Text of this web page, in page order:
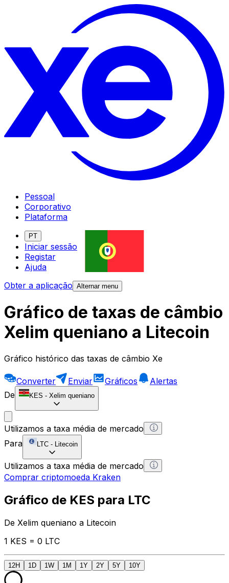
Pessoal
Corporativo
Plataforma
PT
Iniciar sessão
Registar
Ajuda
Obter a aplicação Alternar menu
Gráfico de taxas de câmbio
Xelim queniano a Litecoin
Gráfico histórico das taxas de câmbio Xe
Converter Enviar Gráficos
Alertas
De
KES - Xelim queniano
Utilizamos a taxa média de mercado
Para
LTC - Litecoin
Utilizamos a taxa média de mercado
Comprar criptomoeda Kraken
Gráfico de KES para LTC
De Xelim queniano a Litecoin
1 KES = 0 LTC
12H 1D 1W 1M 1Y 2Y 5Y 10Y